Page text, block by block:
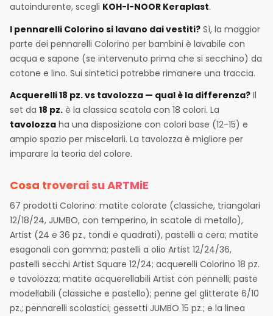
autoindurente, scegli KOH-I-NOOR Keraplast.
I pennarelli Colorino si lavano dai vestiti? Sì, la maggior
parte dei pennarelli Colorino per bambini è lavabile con
acqua e sapone (se intervenuto prima che si secchino) da
cotone e lino. Sui sintetici potrebbe rimanere una traccia.
Acquerelli 18 pz. vs tavolozza — qual è la differenza? Il
set da 18 pz. è la classica scatola con 18 colori. La
tavolozza ha una disposizione con colori base (12-15) e
ampio spazio per miscelarli. La tavolozza è migliore per
imparare la teoria del colore.
Cosa troverai su ARTMiE
67 prodotti Colorino: matite colorate (classiche, triangolari
12/18/24, JUMBO, con temperino, in scatole di metallo),
Artist (24 e 36 pz., tondi e quadrati), pastelli a cera; matite
esagonali con gomma; pastelli a olio Artist 12/24/36,
pastelli secchi Artist Square 12/24; acquerelli Colorino 18 pz.
e tavolozza; matite acquerellabili Artist con pennelli; paste
modellabili (classiche e pastello); penne gel glitterate 6/10
pz.; pennarelli scolastici; gessetti JUMBO 15 pz.; e la linea